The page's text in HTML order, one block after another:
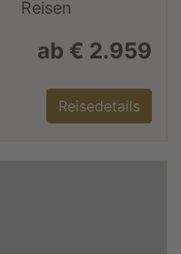
ab € 2.959
Reisedetails